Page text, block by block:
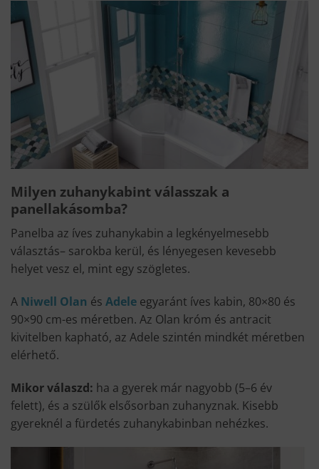
Milyen zuhanykabint válasszak a
panellakásomba?
Panelba az íves zuhanykabin a legkényelmesebb
választás– sarokba kerül, és lényegesen kevesebb
helyet vesz el, mint egy szögletes.
A Niwell Olan és Adele egyaránt íves kabin, 80×80 és
90×90 cm-es méretben. Az Olan króm és antracit
kivitelben kapható, az Adele szintén mindkét méretben
elérhető.
Mikor válaszd: ha a gyerek már nagyobb (5–6 év
felett), és a szülők elsősorban zuhanyznak. Kisebb
gyereknél a fürdetés zuhanykabinban nehézkes.